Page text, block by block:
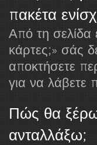
πακέτα
Από τη
κάρτες;» σάς
αποκτήσετε
για να λάβετε
Πώς θα
ανταλλάξω;